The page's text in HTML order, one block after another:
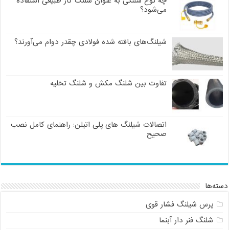
می‌شود؟
شیلنگ‌های بافته شده فولادی چقدر دوام می‌آورند؟
تفاوت بین شلنگ مکش و شلنگ تخلیه
اتصالات شیلنگ های پلی اتیلن: راهنمای کامل نصب
صحیح
دسته‌ها
پرس شیلنگ فشار قوی
شلنگ فنر دار آبنما